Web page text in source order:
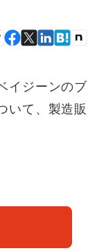
イジーンのブ
いて、製造販